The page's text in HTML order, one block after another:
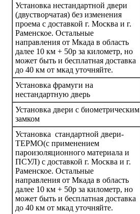
Установка нестандартной двери
(двустворчатая) без изменения
проема с доставкой г. Москва и г.
Раменское. Остальные
направления от Мкада в область
далее 10 км + 50р за километр, но
может быть и бесплатная доставка
до 40 км от мкад уточняйте.
Установка фрамуги на
нестандартную дверь
Установка двери с биометрическим
замком
Установка стандартной двери-
ТЕРМО(с применением
пароизоляционного материала и
ПСУЛ) с доставкой г. Москва и г.
Раменское. Остальные
направления от Мкада в область
далее 10 км + 50р за километр, но
может быть и бесплатная доставка
до 40 км от мкад уточняйте.